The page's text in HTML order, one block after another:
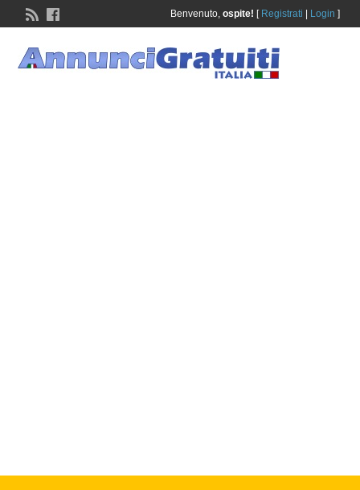
Benvenuto, ospite! [ Registrati Login ]